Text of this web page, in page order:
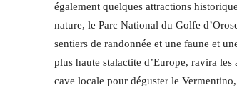
également quelques attractions
nature, le Parc National du Golfe
sentiers de randonnée et une faune et
plus haute stalactite d’Europe, ravira
cave locale pour déguster le